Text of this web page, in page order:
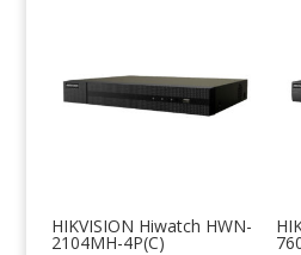
HIKVISION Hiwatch HWN-
2104MH-4P(C)